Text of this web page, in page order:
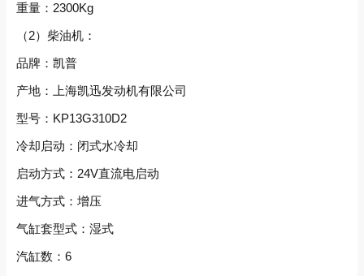
重量：2300Kg
（2）柴油机：
品牌：凯普
产地：上海凯迅发动机有限公司
型号：KP13G310D2
冷却启动：闭式水冷却
启动方式：24V直流电启动
进气方式：增压
气缸套型式：湿式
汽缸数：6